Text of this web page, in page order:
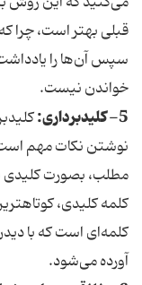
قبلی بهتر است، چرا
سپس آن‌ها را
خواندن نیست.
5- کلیدبرداری:
نوشتن نکات مهم
مطلب، بصورت کلیدی
کلمه کلیدی،
کلمه‌ای است که با
آورده می‌شود.